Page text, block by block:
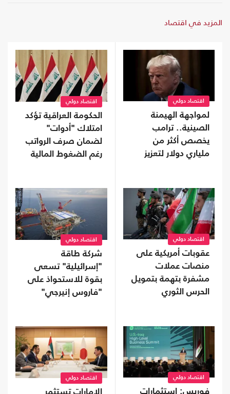
المزيد في اقتصاد
اقتصاد دولي
لمواجهة الهيمنة
الصينية.. ترامب
يخصص أكثر من
ملياري دولار لتعزيز
اقتصاد دولي
الحكومة العراقية تؤكد
امتلاك "أدوات"
لضمان صرف الرواتب
رغم الضغوط المالية
اقتصاد دولي
عقوبات أمريكية على
منصات عملات
مشفرة بتهمة بتمويل
الحرس الثوري
اقتصاد دولي
شركة طاقة
"إسرائيلية" تسعى
بقوة للاستحواذ على
"فاروس إنيرجي"
اقتصاد دولي
فوربس: استثمارات
اقتصاد دولي
الإمارات تستثمر